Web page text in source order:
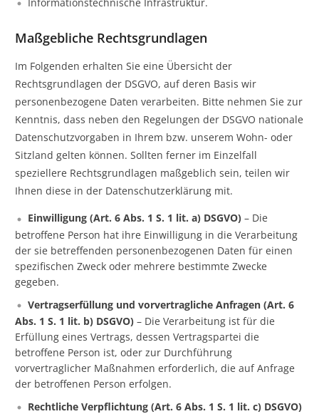
Maßgebliche Rechtsgrundlagen
Im Folgenden erhalten Sie eine Übersicht der
Rechtsgrundlagen der DSGVO, auf deren Basis wir
personenbezogene Daten verarbeiten. Bitte nehmen Sie zur
Kenntnis, dass neben den Regelungen der DSGVO nationale
Datenschutzvorgaben in Ihrem bzw. unserem Wohn- oder
Sitzland gelten können. Sollten ferner im Einzelfall
speziellere Rechtsgrundlagen maßgeblich sein, teilen wir
Ihnen diese in der Datenschutzerklärung mit.
Einwilligung (Art. 6 Abs. 1 S. 1 lit. a) DSGVO) – Die
betroffene Person hat ihre Einwilligung in die Verarbeitung
der sie betreffenden personenbezogenen Daten für einen
spezifischen Zweck oder mehrere bestimmte Zwecke
gegeben.
Vertragserfüllung und vorvertragliche Anfragen (Art. 6
Abs. 1 S. 1 lit. b) DSGVO) – Die Verarbeitung ist für die
Erfüllung eines Vertrags, dessen Vertragspartei die
betroffene Person ist, oder zur Durchführung
vorvertraglicher Maßnahmen erforderlich, die auf Anfrage
der betroffenen Person erfolgen.
Rechtliche Verpflichtung (Art. 6 Abs. 1 S. 1 lit. c) DSGVO)